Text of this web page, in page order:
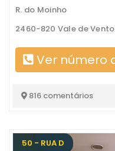
R. do Moinho
2460-820 Vale de
Ver número
816 comentários
50 - RUA D